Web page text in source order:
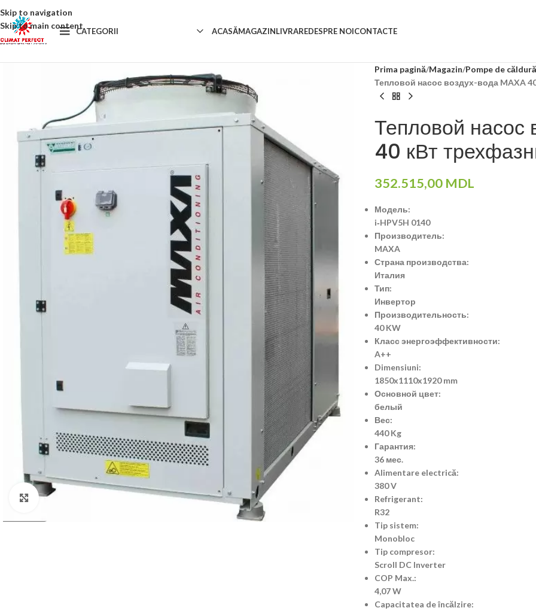
Skip to navigation
Skip to main content
CATEGORII ACASĂMAGAZINLIVRAREDESPRE NOICONTACTE
Click to enlarge
Prima pagină Magazin Pompe de căldură
Тепловой насос воздух-вода MAXA
Тепловой насос
40 кВт
352.515,00 MDL
Модель:
i‐HPV5H 0140
Производитель:
MAXA
Страна производства:
Италия
Тип:
Инвертор
Производительность:
40 KW
Класс энергоэффективности:
A++
Dimensiuni:
1850x1110x1920 mm
Основной цвет:
белый
Вес:
440 Kg
Гарантия:
36 мес.
Alimentare electrică:
380 V
Refrigerant:
R32
Tip sistem:
Monobloc
Tip compresor:
Scroll DC Inverter
COP Max.:
4,07 W
Capacitatea de încălzire: